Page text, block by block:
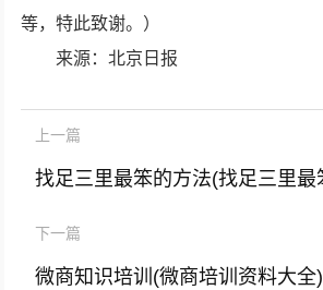
等，特此致谢。）
来源：北京日报
上一篇
下一篇
微商知识培训(微商培训资料大全)